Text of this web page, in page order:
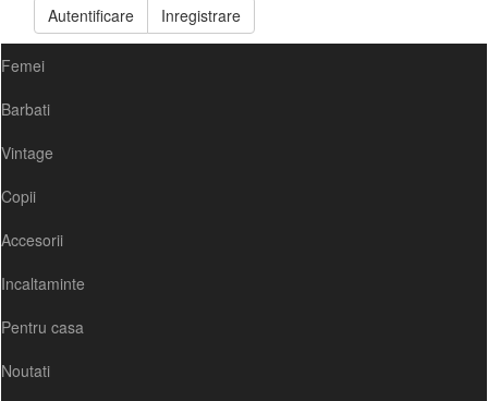
Autentificare
Inregistrare
Femei
Barbati
Vintage
Copii
Accesorii
Incaltaminte
Pentru casa
Noutati